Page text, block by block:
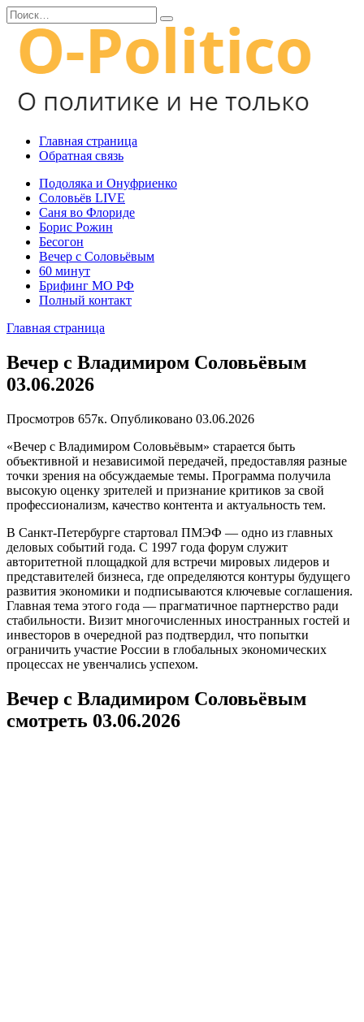
Перейти
к
содержанию
Search
for:
Главная страница
Обратная связь
Подоляка и Онуфриенко
Соловьёв LIVE
Саня во Флориде
Борис Рожин
Бесогон
Вечер с Соловьёвым
60 минут
Брифинг МО РФ
Полный контакт
Главная страница
Вечер с Владимиром Соловьёвым
03.06.2026
Просмотров 657к. Опубликовано 03.06.2026
«Вечер с Владимиром Соловьёвым» старается быть
объективной и независимой передачей, предоставляя разные
точки зрения на обсуждаемые темы. Программа получила
высокую оценку зрителей и признание критиков за свой
профессионализм, качество контента и актуальность тем.
В Санкт-Петербурге стартовал ПМЭФ — одно из главных
деловых событий года. С 1997 года форум служит
авторитетной площадкой для встречи мировых лидеров и
представителей бизнеса, где определяются контуры будущего
развития экономики и подписываются ключевые соглашения.
Главная тема этого года — прагматичное партнерство ради
стабильности. Визит многочисленных иностранных гостей и
инвесторов в очередной раз подтвердил, что попытки
ограничить участие России в глобальных экономических
процессах не увенчались успехом.
Вечер с Владимиром Соловьёвым
смотреть 03.06.2026